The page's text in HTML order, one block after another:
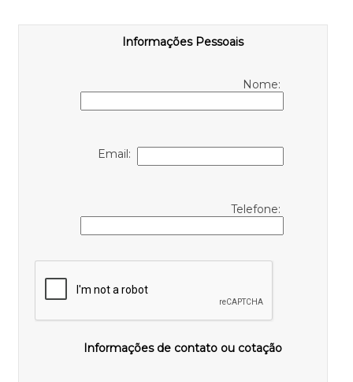
Informações Pessoais
Nome:
Email:
Telefone:
Informações de contato ou cotação